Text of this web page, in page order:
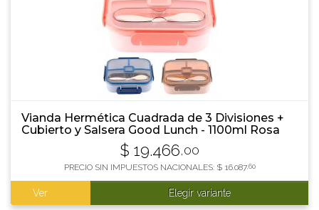
Vianda Hermética Cuadrada de 3 Divisiones +
Cubierto y Salsera Good Lunch - 1100ml Rosa
$ 19.466,00
PRECIO SIN IMPUESTOS NACIONALES: $ 16.087,60
Ver Elegir variante